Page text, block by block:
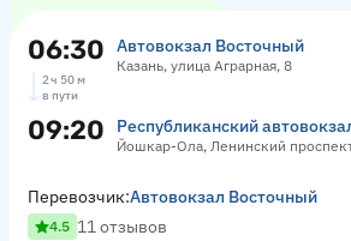
06:30 Автовокзал Восточный
Казань, улица Аграрная, 8
2 ч 50 м
в пути
09:20 Республиканский
Йошкар-Ола, Ленинский
Перевозчик:Автовокзал Восточный
4.5 11 отзывов